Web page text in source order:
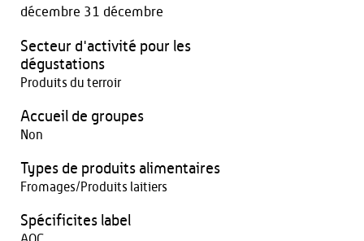
décembre 31 décembre
Secteur d'activité pour les
dégustations
Produits du terroir
Accueil de groupes
Non
Types de produits alimentaires
Fromages/Produits laitiers
Spécificites label